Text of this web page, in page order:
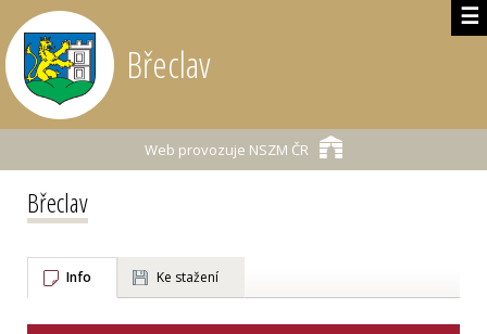
☰
Břeclav
Web provozuje NSZM ČR
Břeclav
Info Ke stažení